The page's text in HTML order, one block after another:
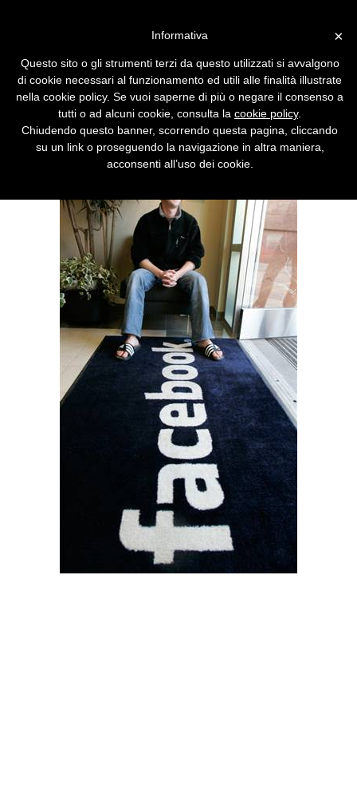
di Zuckerberg
L'hacker invita Facebook ad abbandonare le
banche e trasformarsi in un "social
business" fondato sul microcredito.
×
Informativa
Questo sito o gli strumenti terzi da questo utilizzati si avvalgono
di cookie necessari al funzionamento ed utili alle finalità illustrate
nella cookie policy. Se vuoi saperne di più o negare il consenso a
tutti o ad alcuni cookie, consulta la cookie policy.
Chiudendo questo banner, scorrendo questa pagina, cliccando
su un link o proseguendo la navigazione in altra maniera,
acconsenti all’uso dei cookie.